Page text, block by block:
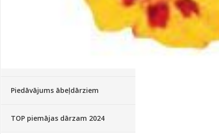
Palīglīdzekļi augu audzēšanai (72)
Piedāvājums ābeļdārziem
TOP piemājas dārzam 2024